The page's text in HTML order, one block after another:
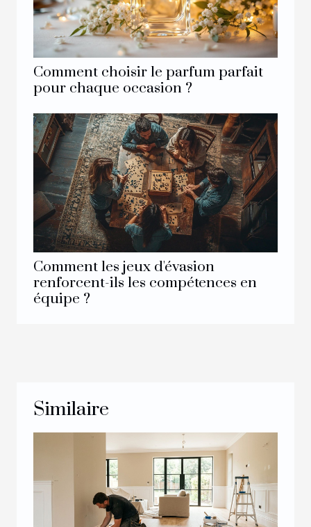
Comment choisir le parfum parfait
pour chaque occasion ?
Comment les jeux d'évasion
renforcent-ils les compétences en
équipe ?
Similaire